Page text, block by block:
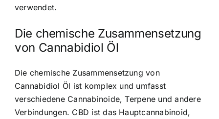
verwendet.
Die chemische Zusammensetzung
von Cannabidiol Öl
Die chemische Zusammensetzung von
Cannabidiol Öl ist komplex und umfasst
verschiedene Cannabinoide, Terpene und andere
Verbindungen. CBD ist das Hauptcannabinoid,